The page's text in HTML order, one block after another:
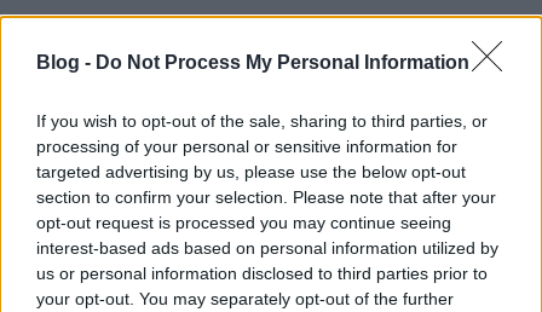
Blog - Do Not Process My Personal Information
If you wish to opt-out of the sale, sharing to third parties, or
processing of your personal or sensitive information for
targeted advertising by us, please use the below opt-out
section to confirm your selection. Please note that after your
opt-out request is processed you may continue seeing
interest-based ads based on personal information utilized by
us or personal information disclosed to third parties prior to
your opt-out. You may separately opt-out of the further
RÉGI JÁTÉKOD VAN? NE DOBD KI! NE ADD EGY
NEPPERNEK! TUDD INKÁBB JÓ HELYEN, AHOL
Kövesd munkámat a Facebookon és a többi
közösségi oldalon! Ha szeretnél segíteni
anyagilag, akkoritt teheted meg, ha játékokat
szeretnél felajánlani a leendő múzeumba, akkor
tamas.laposa70@gmail.com címre küldj
üzenetet és megbeszéljük a részleteket!